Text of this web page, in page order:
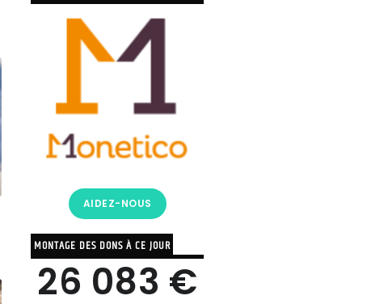
AIDEZ-NOUS
MONTAGE DES DONS À CE JOUR
26 083 €